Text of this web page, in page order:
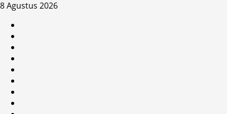
Skip
content
8 Agustus 2026